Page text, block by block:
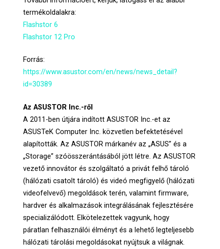
termékoldalakra:
Flashstor 6
Flashstor 12 Pro
Forrás:
https://www.asustor.com/en/news/news_detail?
id=30389
Az ASUSTOR Inc.-ről
A 2011-ben útjára indított ASUSTOR Inc.-et az
ASUSTeK Computer Inc. közvetlen befektetésével
alapították. Az ASUSTOR márkanév az „ASUS” és a
„Storage” szóösszerántásából jött létre. Az ASUSTOR
vezető innovátor és szolgáltató a privát felhő tároló
(hálózati csatolt tároló) és videó megfigyelő (hálózati
videofelvevő) megoldások terén, valamint firmware,
hardver és alkalmazások integrálásának fejlesztésére
specializálódott. Elkötelezettek vagyunk, hogy
páratlan felhasználói élményt és a lehető legteljesebb
hálózati tárolási megoldásokat nyújtsuk a világnak.